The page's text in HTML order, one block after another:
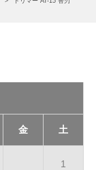
金 土
1